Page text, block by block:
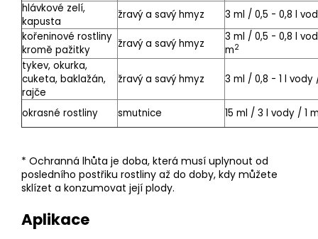
hlávkové zelí,
kapusta
žravý a savý hmyz
3 ml / 0,5 - 0,8 l
kořeninové rostliny
kromě pažitky
žravý a savý hmyz
3 ml / 0,5 - 0,8 l
m2
tykev, okurka,
cuketa, baklažán,
rajče
žravý a savý hmyz 3 ml / 0,8 - 1 l vody
okrasné rostliny smutnice 15 ml / 3 l vody / 1
* Ochranná lhůta je doba, která musí uplynout od
posledního postřiku rostliny až do doby, kdy můžete
sklízet a konzumovat její plody.
Aplikace